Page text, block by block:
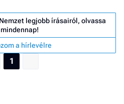
-
legjobb írásairól, olvassa
a hírlevélre
1